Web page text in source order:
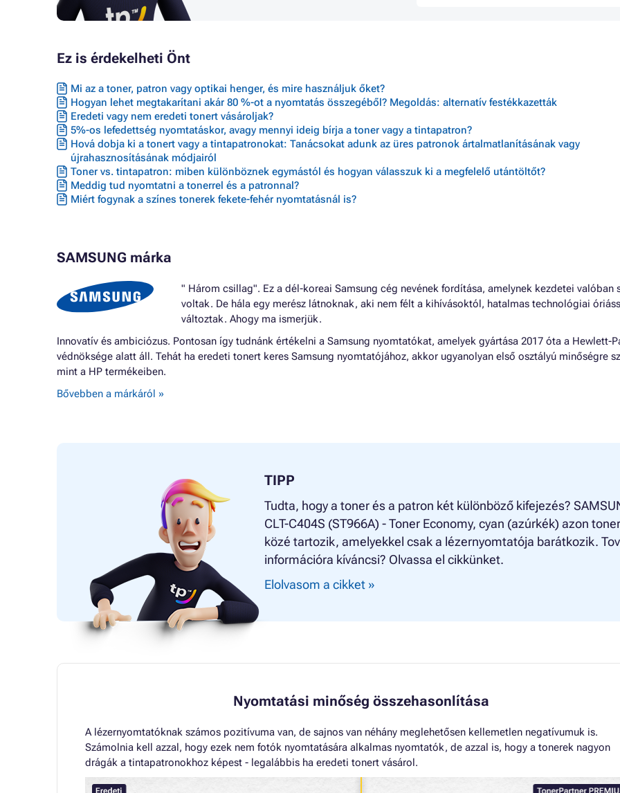
Ez is érdekelheti Önt
Mi az a toner, patron vagy optikai henger, és mire használjuk őket?
Hogyan lehet megtakarítani akár 80 %-ot a nyomtatás összegéből? Megoldás: alternatív festékkazetták
Eredeti vagy nem eredeti tonert vásároljak?
5%-os lefedettség nyomtatáskor, avagy mennyi ideig bírja a toner vagy a tintapatron?
Hová dobja ki a tonert vagy a tintapatronokat: Tanácsokat adunk az üres patronok ártalmatlanításának vagy
újrahasznosításának módjairól
Toner vs. tintapatron: miben különböznek egymástól és hogyan válasszuk ki a megfelelő utántöltőt?
Meddig tud nyomtatni a tonerrel és a patronnal?
Miért fogynak a színes tonerek fekete-fehér nyomtatásnál is?
SAMSUNG márka
" Három csillag". Ez a dél-koreai Samsung cég nevének fordítása, amelynek kezdetei valóban
voltak. De hála egy merész látnoknak, aki nem félt a kihívásoktól, hatalmas technológiai
változtak. Ahogy ma ismerjük.
Innovatív és ambiciózus. Pontosan így tudnánk értékelni a Samsung nyomtatókat, amelyek gyártása 2017 óta a Hewlett-
védnöksége alatt áll. Tehát ha eredeti tonert keres Samsung nyomtatójához, akkor ugyanolyan első osztályú minőségre
mint a HP termékeiben.
Bővebben a márkáról »
TIPP
Tudta, hogy a toner és a patron két különböző kifejezés?
CLT-C404S (ST966A) - Toner Economy, cyan (azúrkék) azon
közé tartozik, amelyekkel csak a lézernyomtatója barátkozik.
információra kíváncsi? Olvassa el cikkünket.
Elolvasom a cikket »
Nyomtatási minőség összehasonlítása
A lézernyomtatóknak számos pozitívuma van, de sajnos van néhány meglehetősen kellemetlen negatívumuk is.
Számolnia kell azzal, hogy ezek nem fotók nyomtatására alkalmas nyomtatók, de azzal is, hogy a tonerek nagyon
drágák a tintapatronokhoz képest - legalábbis ha eredeti tonert vásárol.